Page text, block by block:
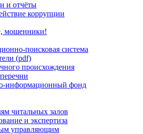
и отчёты
коррупции
мошенники!
поисковая система
(pdf)
происхождения
информационный фонд
читальных залов
и экспертиза
управляющим